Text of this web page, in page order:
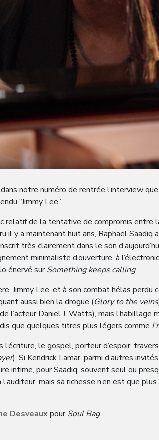
notre numéro de rentrée l’interview
“Jimmy Lee”.
relatif de la tentative de compromis
il y a maintenant huit ans, Raphael
très clairement dans le son
minimaliste d’ouverture, à
énervé surSomething keeps calling.
Jimmy Lee, et à son combat hélas
aussi bien la drogue (Glory to the veins
l’acteur Daniel J. Watts), mais
que quelques titres plus légers comme
le gospel, porteur d’espoir,
). Si Kendrick Lamar, parmi d’autres
intime, pour Saadiq, souvent seul ou
mais sa richesse n’en est que
DesveauxpourSoul Bag